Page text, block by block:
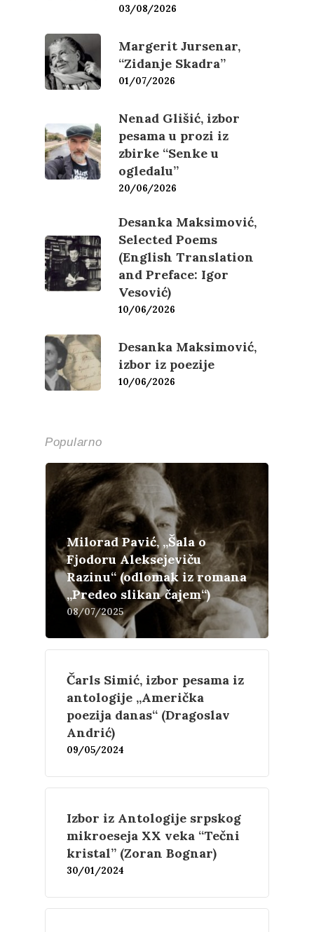
03/08/2026
Margerit Jursenar,
“Zidanje Skadra”
01/07/2026
Nenad Glišić, izbor
pesama u prozi iz
zbirke “Senke u
ogledalu”
20/06/2026
Desanka Maksimović,
Selected Poems
(English Translation
and Preface: Igor
Vesović)
10/06/2026
Desanka Maksimović,
izbor iz poezije
10/06/2026
Popularno
Milorad Pavić, „Šala o
Fjodoru Aleksejeviču
Razinu“ (odlomak iz romana
„Predeo slikan čajem“)
08/07/2025
Čarls Simić, izbor pesama iz
antologije „Američka
poezija danas“ (Dragoslav
Andrić)
09/05/2024
Izbor iz Antologije srpskog
mikroeseja XX veka “Tečni
kristal” (Zoran Bognar)
30/01/2024
Književnost
Proza
Kritika
Umetnost